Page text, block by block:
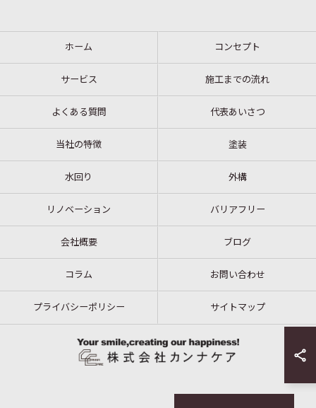
ホーム コンセプト
サービス 施工までの流れ
よくある質問 代表あいさつ
当社の特徴 塗装
水回り 外構
リノベーション バリアフリー
会社概要 ブログ
コラム お問い合わせ
プライバシーポリシー サイトマップ